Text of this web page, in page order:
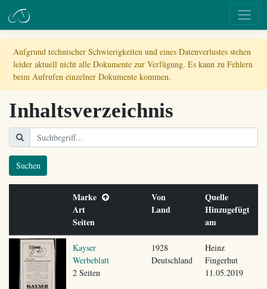
Aufgrund technischer Schwierigkeiten und eines Datenverlustes stehen
leider aktuell nicht alle Dokumente zur Verfügung. Es kann zu Fehlern
beim Aufrufen einzelner Dokumente kommen.
Inhaltsverzeichnis
Suchen
Marke
Art
Seiten
Von
Land
Quelle
Hinzugefügt
am
Kayser
Werbeblatt
2 Seiten
1928
Deutschland
Heinz
Fingerhut
11.05.2019